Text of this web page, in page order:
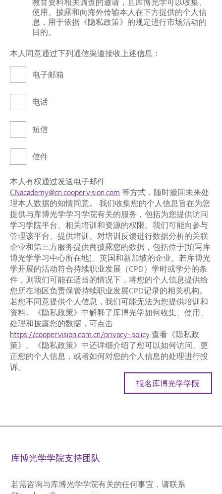
使用、披露和向海外传输本人在下方提供的个人信
息，用于依据《隐私政策》的规定进行市场活动的
目的。
本人同意通过下列通信渠道接收上述信息：
电子邮箱
电话
短信
信件
本人有权通过发送电子邮件
CNacademy@cn.coopervision.com 等方式，随时撤回未来处
理本人数据的知情同意。 我们收集您的个人信息旨在为您
提供与库博光学学习学院有关的服务，包括为您提供访问
学习学院平台、相关培训和资源的权限。我们可能向参与
管理该平台、提供培训、对培训反馈进行数据分析的关联
企业和第三方服务提供商披露您的数据，包括位于[填写库
博光学学习中心所在地]、英国和新加坡的企业。若库博光
学开展的活动符合持续职业发展（CPD）学时或学分的条
件，则我们可能在适当的情况下，将您的个人信息提供给
您所在地区负责保管持续职业发展CPD记录的相关机构。
若您不同意提供个人信息，我们可能无法为您提供培训和
资料。《隐私政策》中解释了库博光学如何收集、使用、
处理和披露您的数据，可点击
https://coopervision.com.cn/privacy-policy查看《隐私政
策》。《隐私政策》中还详细介绍了您可以如何访问、更
正您的个人信息，或者如何对您的个人信息的处理进行投
诉。
报名库博光学学院
库博光学学院支持团队
若需咨询与库博光学学院有关的任何事宜，请联系